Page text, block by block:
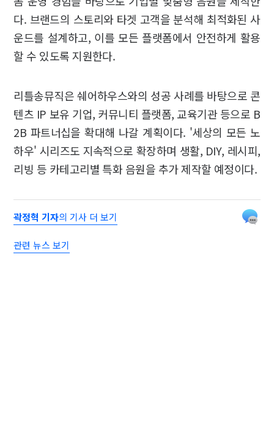
다. 브랜드의 스토리와 타겟 고객을 분석해 최적화된 사
운드를 설계하고, 이를 모든 플랫폼에서 안전하게 활용
할 수 있도록 지원한다.
리틀송뮤직은 쉐어하우스와의 성공 사례를 바탕으로 콘
텐츠 IP 보유 기업, 커뮤니티 플랫폼, 교육기관 등으로 B
2B 파트너십을 확대해 나갈 계획이다. '세상의 모든 노
하우' 시리즈도 지속적으로 확장하며 생활, DIY, 레시피,
리빙 등 카테고리별 특화 음원을 추가 제작할 예정이다.
곽정혁 기자의 기사 더 보기
관련 뉴스 보기